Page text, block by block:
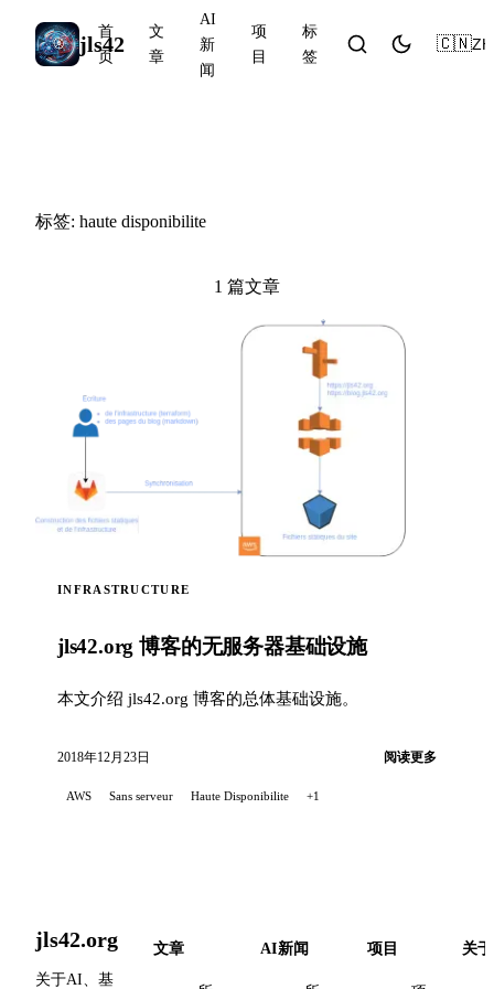
jls42
首
页
文
章
AI
新
闻
项
目
标
签
🇨🇳ZH
标签: haute disponibilite
1 篇文章
INFRASTRUCTURE
jls42.org 博客的无服务器基础设施
本文介绍 jls42.org 博客的总体基础设施。
2018年12月23日 阅读更多
AWS Sans serveur Haute Disponibilite +1
jls42.org
关于AI、基
文章 AI新闻 项目 关于